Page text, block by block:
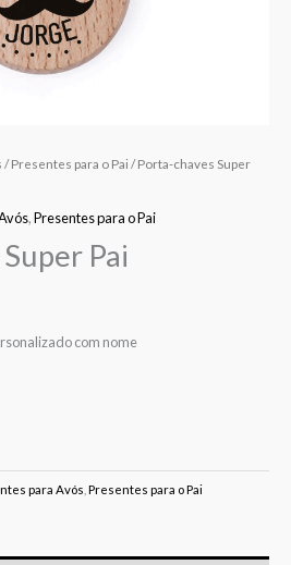
/Presentes para o Pai / Porta-chaves Super
,Presentes para o Pai
Pai
com nome
para Avós Presentes para o Pai